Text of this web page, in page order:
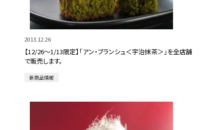
2013.12.26
【12/26～1/13限定】「アン・ブランシュ＜宇治抹茶＞」を全店舗
で販売します。
新商品情報